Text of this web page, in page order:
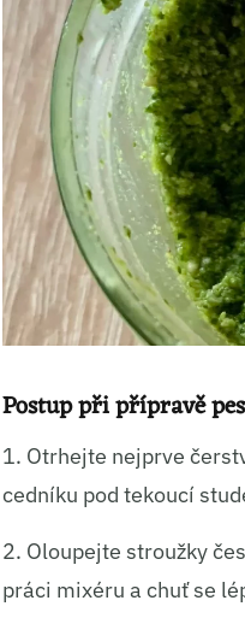
Postup při přípravě
1. Otrhejte nejprve
cedníku pod tekoucí
2. Oloupejte stroužky
práci mixéru a chuť se